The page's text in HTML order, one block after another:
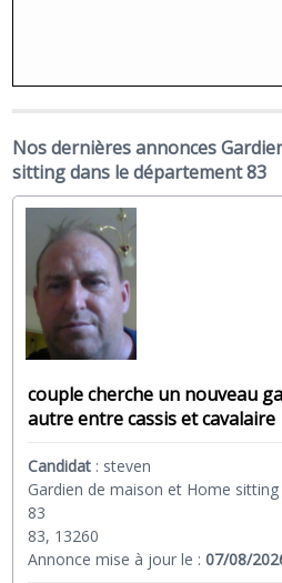
Nos dernières annonces
sitting dans le département 83
couple cherche un nouveau
autre entre cassis et cavalaire
Candidat : steven
Gardien de maison et Home sitting
83
83, 13260
Annonce mise à jour le :07/08/